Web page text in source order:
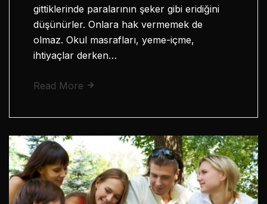
gittiklerinde paralarının şeker gibi eridiğini
düşünürler. Onlara hak vermemek de
olmaz. Okul masrafları, yeme-içme,
ihtiyaçlar derken…
Read More